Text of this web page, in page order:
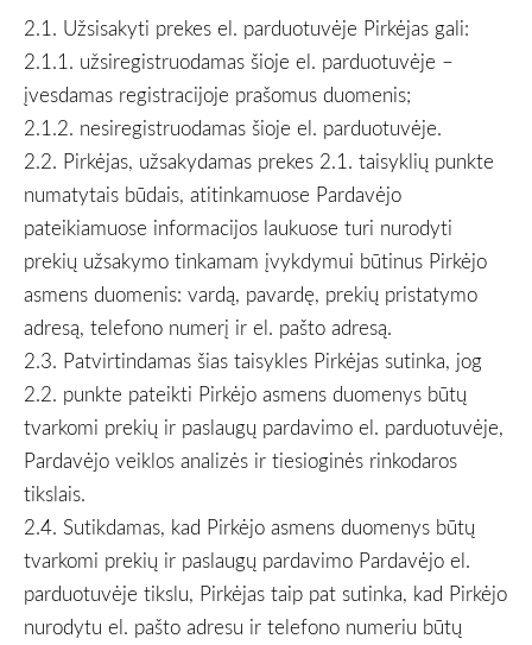
2.1. Užsisakyti prekes el. parduotuvėje Pirkėjas gali:
2.1.1. užsiregistruodamas šioje el. parduotuvėje –
įvesdamas registracijoje prašomus duomenis;
2.1.2. nesiregistruodamas šioje el. parduotuvėje.
2.2. Pirkėjas, užsakydamas prekes 2.1. taisyklių punkte
numatytais būdais, atitinkamuose Pardavėjo
pateikiamuose informacijos laukuose turi nurodyti
prekių užsakymo tinkamam įvykdymui būtinus Pirkėjo
asmens duomenis: vardą, pavardę, prekių pristatymo
adresą, telefono numerį ir el. pašto adresą.
2.3. Patvirtindamas šias taisykles Pirkėjas sutinka, jog
2.2. punkte pateikti Pirkėjo asmens duomenys būtų
tvarkomi prekių ir paslaugų pardavimo el. parduotuvėje,
Pardavėjo veiklos analizės ir tiesioginės rinkodaros
tikslais.
2.4. Sutikdamas, kad Pirkėjo asmens duomenys būtų
tvarkomi prekių ir paslaugų pardavimo Pardavėjo el.
parduotuvėje tikslu, Pirkėjas taip pat sutinka, kad Pirkėjo
nurodytu el. pašto adresu ir telefono numeriu būtų